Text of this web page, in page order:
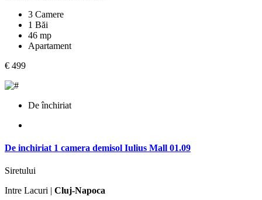
3 Camere
1 Băi
46 mp
Apartament
€ 499
De închiriat
De inchiriat 1 camera demisol Iulius Mall 01.09
Siretului
Intre Lacuri | Cluj-Napoca